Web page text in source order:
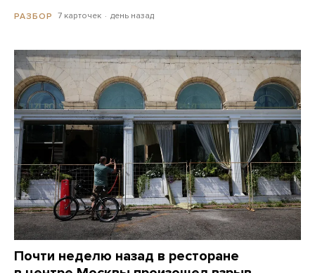
РАЗБОР 7 карточек день назад
Почти неделю назад в ресторане